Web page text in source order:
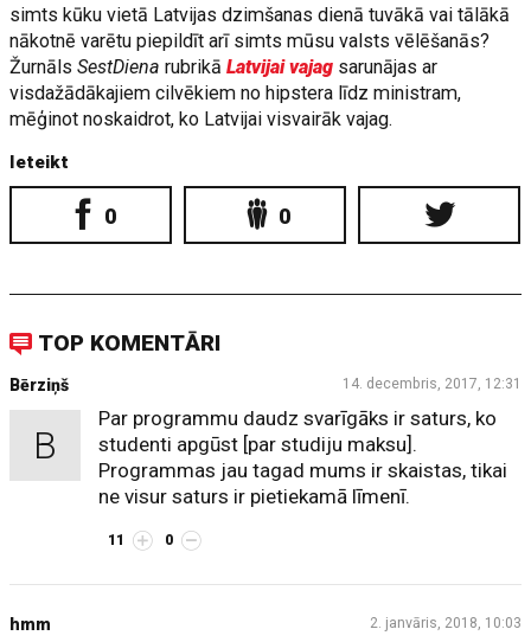
simts kūku vietā Latvijas dzimšanas dienā tuvākā vai tālākā
nākotnē varētu piepildīt arī simts mūsu valsts vēlēšanās?
ŽurnālsSestDienarubrikāLatvijai vajag sarunājas ar
visdažādākajiem cilvēkiem no hipstera līdz ministram,
mēģinot noskaidrot, ko Latvijai visvairāk vajag.
Ieteikt
0 0
TOP KOMENTĀRI
14. decembris, 2017, 12:31
Bērziņš
B
Par programmu daudz svarīgāks ir saturs, ko
studenti apgūst [par studiju maksu].
Programmas jau tagad mums ir skaistas, tikai
ne visur saturs ir pietiekamā līmenī.
11 0
2. janvāris, 2018, 10:03
hmm